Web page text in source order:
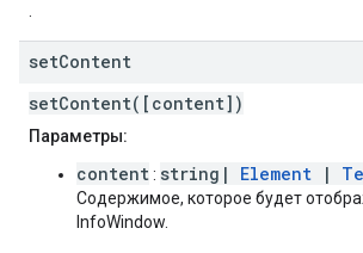
setContent
setContent([content])
Параметры:
content: string| Element |
Содержимое, которое будет
InfoWindow.